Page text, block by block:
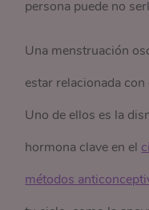
persona puede no
Una menstruación
estar relacionada
Uno de ellos es la
hormona clave en el
métodos